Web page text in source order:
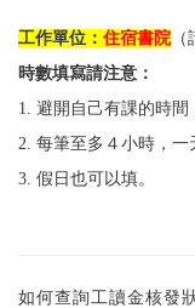
工作單位： 住宿書院（
時數填寫請注意：
1. 避開自己有課的時間
2. 每筆至多４小時，一
3. 假日也可以填。
如何查詢工讀金核發